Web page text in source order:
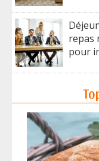
repas
pour